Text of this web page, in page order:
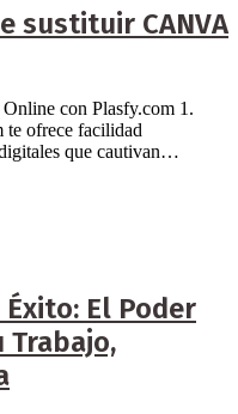
sustituir CANVA
con Plasfy.com 1.
te ofrece facilidad
que cautivan…
El Poder
Trabajo,